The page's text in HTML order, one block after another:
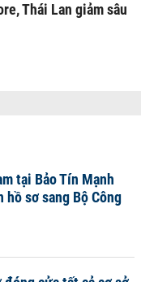
Thái Lan giảm sâu
tại Bảo Tín Mạnh
hồ sơ sang Bộ Công